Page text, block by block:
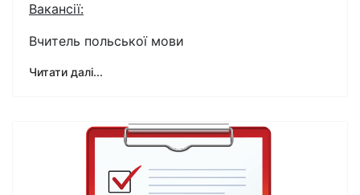
Вакансії:
Вчитель польської мови
Читати далі...